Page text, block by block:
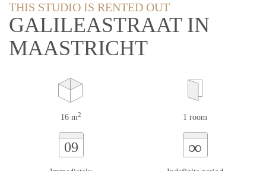
THIS STUDIO IS RENTED OUT
GALILEASTRAAT IN
MAASTRICHT
16 m2 1 room
09 ∞